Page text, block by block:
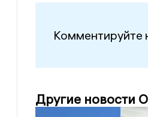
Комментируйте
Другие новости